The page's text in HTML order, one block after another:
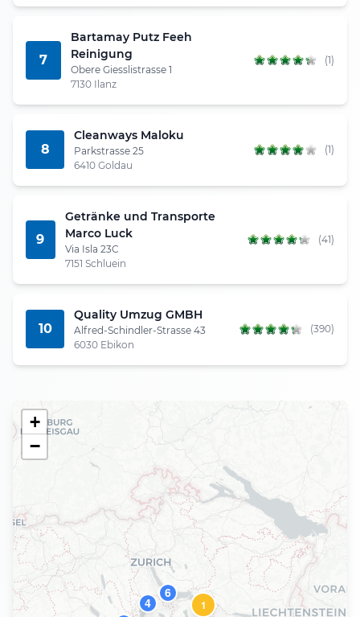
7
Bartamay Putz Feeh
Reinigung
Obere Giesslistrasse 1
7130 Ilanz
(1)
8
Cleanways Maloku
Parkstrasse 25
6410 Goldau
(1)
9
Getränke und Transporte
Marco Luck
Via Isla 23C
7151 Schluein
(41)
10
Quality Umzug GMBH
Alfred-Schindler-Strasse 43
6030 Ebikon
(390)
1
4
6
+
−